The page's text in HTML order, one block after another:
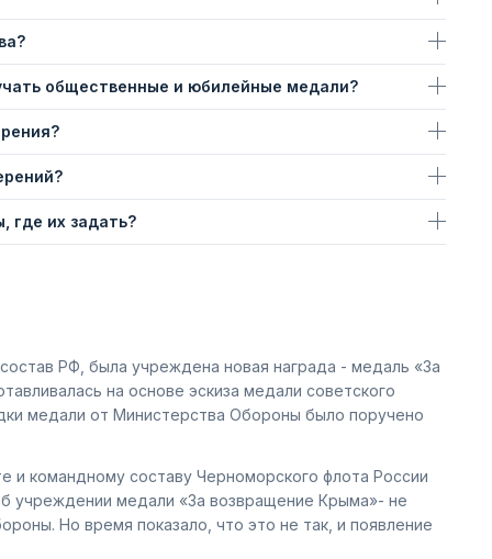
общественные и юбилейные медали?
где их задать?
РФ, была учреждена новая награда - медаль «За
на основе эскиза медали советского
медали от Министерства Обороны было поручено
и командному составу Черноморского флота России
учреждении медали «За возвращение Крыма»- не
Но время показало, что это не так, и появление